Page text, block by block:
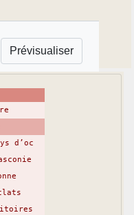
d’oc